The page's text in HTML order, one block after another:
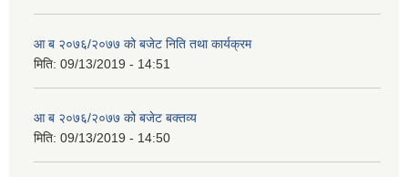
आ ब २०७६/२०७७ को बजेट निति तथा कार्यक्रम
मिति: 09/13/2019 - 14:51
आ ब २०७६/२०७७ को बजेट बक्तव्य
मिति: 09/13/2019 - 14:50